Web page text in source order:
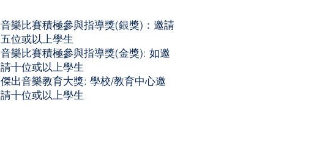
音樂比賽積極參與指導獎(銀獎)：邀請
五位或以上學生
音樂比賽積極參與指導獎(金獎): 如邀
請十位或以上學生
傑出音樂教育大獎: 學校/教育中心邀
請十位或以上學生